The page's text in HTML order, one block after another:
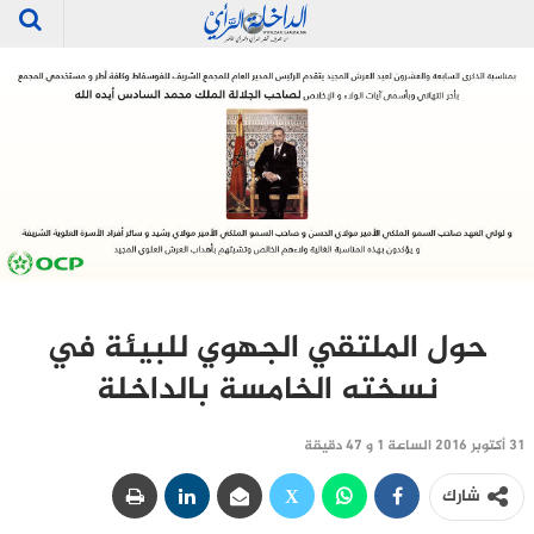
حول الملتقي الجهوي للبيئة في
نسخته الخامسة بالداخلة
31 أكتوبر 2016 الساعة 1 و 47 دقيقة
شارك